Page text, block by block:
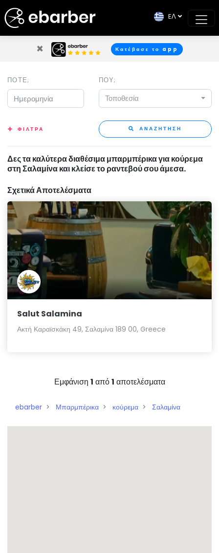
× Κατέβασε το app
EΛ
ΠΟΤΕ; ΠΟΥ;
Τοποθεσία
ΦΙΛΤΡΑ ΑΝΑΖΗΤΗΣΗ
Δες τα καλύτερα διαθέσιμα μπαρμπέρικα για κούρεμα
στη Σαλαμίνα και κλείσε το ραντεβού σου άμεσα.
Σχετικά Αποτελέσματα
Salut Salamina
Ακτή Καραϊσκάκη 49, Σαλαμίνα 189 00, Greece
Εμφάνιση 1 από1 αποτελέσματα
ebarber Μπαρμπέρικα κούρεμα Σαλαμίνα